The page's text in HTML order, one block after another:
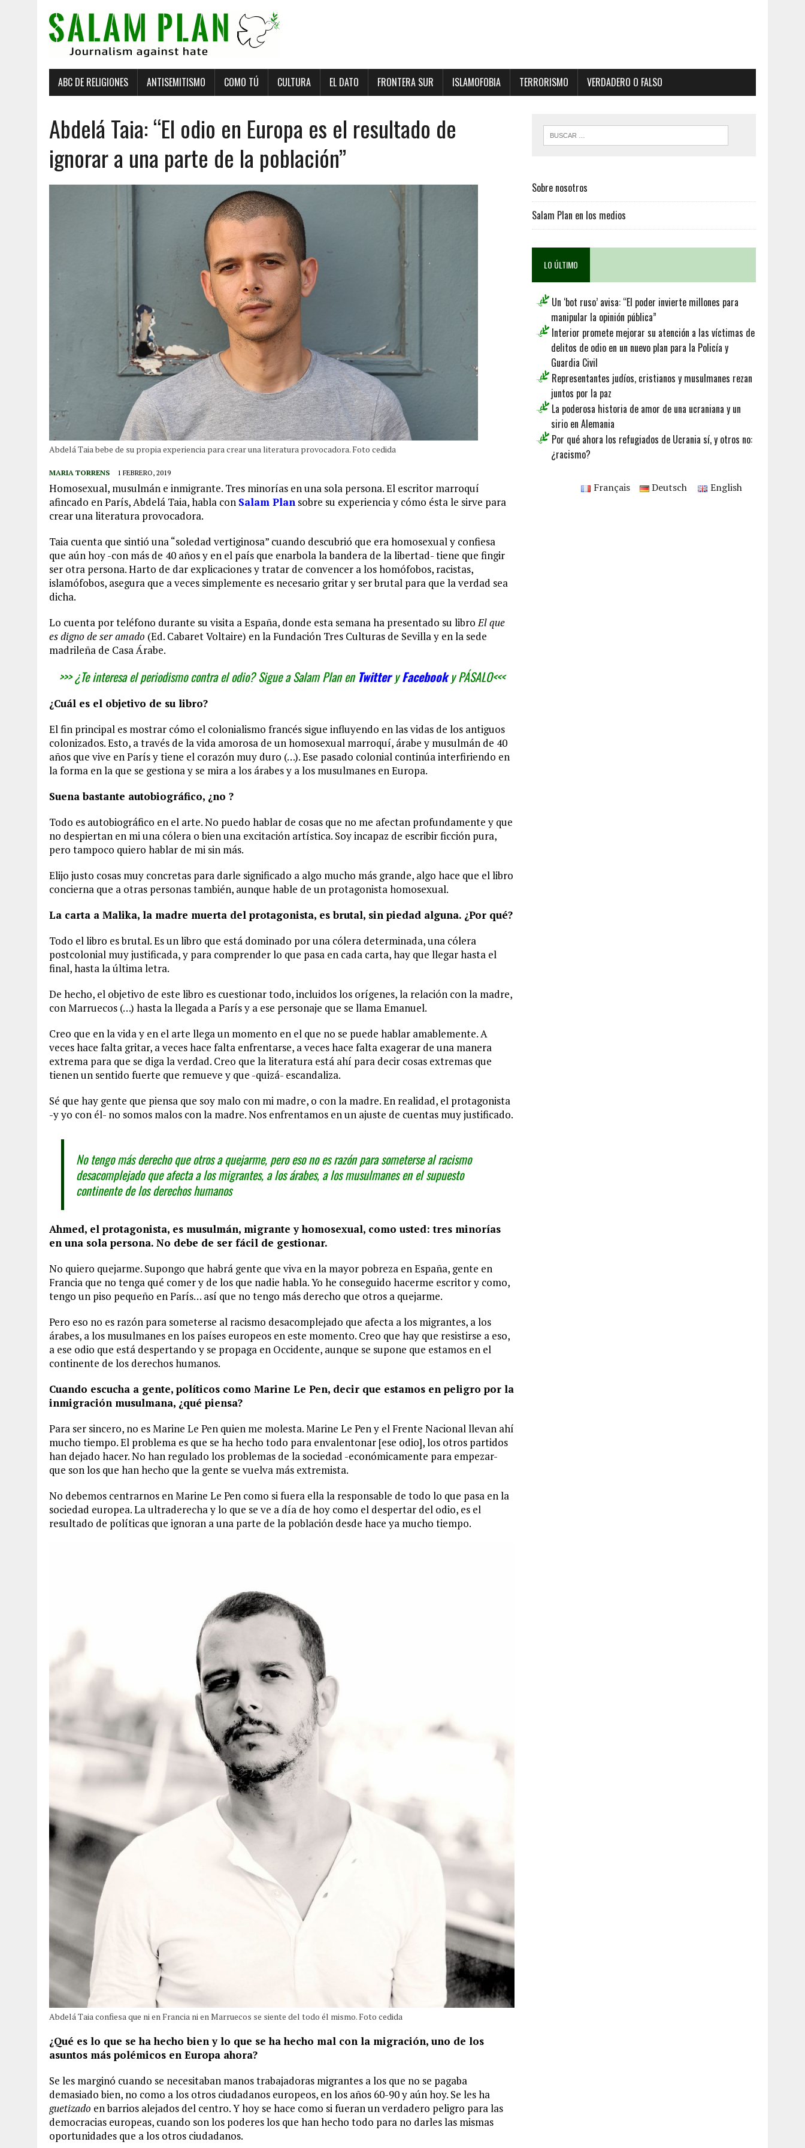
ABC DE RELIGIONES ANTISEMITISMO COMO TÚ CULTURA EL DATO FRONTERA SUR ISLAMOFOBIA TERRORISMO VERDADERO O FALSO
Abdelá Taia: “El odio en Europa es el resultado de
ignorar a una parte de la población”
Abdelá Taia bebe de su propia experiencia para crear una literatura provocadora. Foto cedida
MARIA TORRENS 1 FEBRERO, 2019
Homosexual, musulmán e inmigrante. Tres minorías en una sola persona. El escritor marroquí
afincado en París, Abdelá Taia, habla con Salam Plan sobre su experiencia y cómo ésta le sirve para
crear una literatura provocadora.
Taia cuenta que sintió una “soledad vertiginosa” cuando descubrió que era homosexual y confiesa
que aún hoy -con más de 40 años y en el país que enarbola la bandera de la libertad- tiene que fingir
ser otra persona. Harto de dar explicaciones y tratar de convencer a los homófobos, racistas,
islamófobos, asegura que a veces simplemente es necesario gritar y ser brutal para que la verdad sea
dicha.
Lo cuenta por teléfono durante su visita a España, donde esta semana ha presentado su libroEl que
es digno de ser amado (Ed. Cabaret Voltaire) en la Fundación Tres Culturas de Sevilla y en la sede
madrileña de Casa Árabe.
>>> ¿Te interesa el periodismo contra el odio? Sigue a Salam Plan enTwitteryFacebooky PÁSALO<<<
¿Cuál es el objetivo de su libro?
El fin principal es mostrar cómo el colonialismo francés sigue influyendo en las vidas de los antiguos
colonizados. Esto, a través de la vida amorosa de un homosexual marroquí, árabe y musulmán de 40
años que vive en París y tiene el corazón muy duro (…). Ese pasado colonial continúa interfiriendo en
la forma en la que se gestiona y se mira a los árabes y a los musulmanes en Europa.
Suena bastante autobiográfico, ¿no ?
Todo es autobiográfico en el arte. No puedo hablar de cosas que no me afectan profundamente y que
no despiertan en mi una cólera o bien una excitación artística. Soy incapaz de escribir ficción pura,
pero tampoco quiero hablar de mi sin más.
Elijo justo cosas muy concretas para darle significado a algo mucho más grande, algo hace que el libro
concierna que a otras personas también, aunque hable de un protagonista homosexual.
La carta a Malika, la madre muerta del protagonista, es brutal, sin piedad alguna. ¿Por qué?
Todo el libro es brutal. Es un libro que está dominado por una cólera determinada, una cólera
postcolonial muy justificada, y para comprender lo que pasa en cada carta, hay que llegar hasta el
final, hasta la última letra.
De hecho, el objetivo de este libro es cuestionar todo, incluidos los orígenes, la relación con la madre,
con Marruecos (…) hasta la llegada a París y a ese personaje que se llama Emanuel.
Creo que en la vida y en el arte llega un momento en el que no se puede hablar amablemente. A
veces hace falta gritar, a veces hace falta enfrentarse, a veces hace falta exagerar de una manera
extrema para que se diga la verdad. Creo que la literatura está ahí para decir cosas extremas que
tienen un sentido fuerte que remueve y que -quizá- escandaliza.
Sé que hay gente que piensa que soy malo con mi madre, o con la madre. En realidad, el protagonista
-y yo con él- no somos malos con la madre. Nos enfrentamos en un ajuste de cuentas muy justificado.
No tengo más derecho que otros a quejarme, pero eso no es razón para someterse al racismo
desacomplejado que afecta a los migrantes, a los árabes, a los musulmanes en el supuesto
continente de los derechos humanos
Ahmed, el protagonista, es musulmán, migrante y homosexual, como usted: tres minorías
en una sola persona. No debe de ser fácil de gestionar.
No quiero quejarme. Supongo que habrá gente que viva en la mayor pobreza en España, gente en
Francia que no tenga qué comer y de los que nadie habla. Yo he conseguido hacerme escritor y como,
tengo un piso pequeño en París… así que no tengo más derecho que otros a quejarme.
Pero eso no es razón para someterse al racismo desacomplejado que afecta a los migrantes, a los
árabes, a los musulmanes en los países europeos en este momento. Creo que hay que resistirse a eso,
a ese odio que está despertando y se propaga en Occidente, aunque se supone que estamos en el
continente de los derechos humanos.
Cuando escucha a gente, políticos como Marine Le Pen, decir que estamos en peligro por la
inmigración musulmana, ¿qué piensa?
Para ser sincero, no es Marine Le Pen quien me molesta. Marine Le Pen y el Frente Nacional llevan ahí
mucho tiempo. El problema es que se ha hecho todo para envalentonar [ese odio], los otros partidos
han dejado hacer. No han regulado los problemas de la sociedad -económicamente para empezar-
que son los que han hecho que la gente se vuelva más extremista.
No debemos centrarnos en Marine Le Pen como si fuera ella la responsable de todo lo que pasa en la
sociedad europea. La ultraderecha y lo que se ve a día de hoy como el despertar del odio, es el
resultado de políticas que ignoran a una parte de la población desde hace ya mucho tiempo.
Abdelá Taia confiesa que ni en Francia ni en Marruecos se siente del todo él mismo. Foto cedida
¿Qué es lo que se ha hecho bien y lo que se ha hecho mal con la migración, uno de los
asuntos más polémicos en Europa ahora?
Se les marginó cuando se necesitaban manos trabajadoras migrantes a los que no se pagaba
demasiado bien, no como a los otros ciudadanos europeos, en los años 60-90 y aún hoy. Se les ha
guetizado en barrios alejados del centro. Y hoy se hace como si fueran un verdadero peligro para las
democracias europeas, cuando son los poderes los que han hecho todo para no darles las mismas
oportunidades que a los otros ciudadanos.
Sobre nosotros
Salam Plan en los medios
LO ÚLTIMO
Un ‘bot ruso’ avisa: “El poder invierte millones para
manipular la opinión pública”
Interior promete mejorar su atención a las víctimas de
delitos de odio en un nuevo plan para la Policía y
Guardia Civil
Representantes judíos, cristianos y musulmanes rezan
juntos por la paz
La poderosa historia de amor de una ucraniana y un
sirio en Alemania
Por qué ahora los refugiados de Ucrania sí, y otros no:
¿racismo?
English
Deutsch
Français